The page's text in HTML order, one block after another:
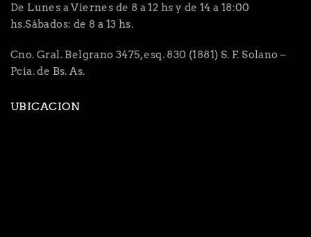
De Lunes a Viernes de 8 a 12 hs y de 14 a 18:00
hs.Sábados: de 8 a 13 hs.
Cno. Gral. Belgrano 3475, esq. 830 (1881) S. F. Solano –
Pcia. de Bs. As.
UBICACION